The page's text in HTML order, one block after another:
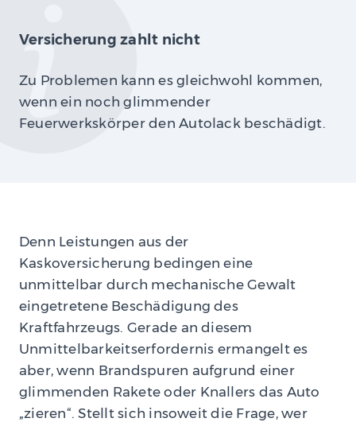
Versicherung zahlt nicht
Zu Problemen kann es gleichwohl kommen,
wenn ein noch glimmender
Feuerwerkskörper den Autolack beschädigt.
Denn Leistungen aus der
Kaskoversicherung bedingen eine
unmittelbar durch mechanische Gewalt
eingetretene Beschädigung des
Kraftfahrzeugs. Gerade an diesem
Unmittelbarkeitserfordernis ermangelt es
aber, wenn Brandspuren aufgrund einer
glimmenden Rakete oder Knallers das Auto
„zieren“. Stellt sich insoweit die Frage, wer